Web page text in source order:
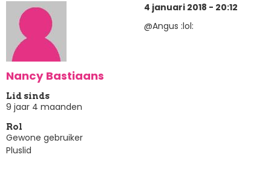
Nancy Bastiaans
Lid sinds
9 jaar 4 maanden
Rol
Gewone gebruiker
Pluslid
4 januari 2018 - 20:12
@Angus :lol: